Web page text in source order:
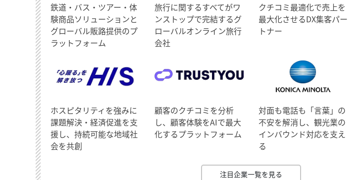
鉄道・バス・ツアー・体
験商品ソリューションと
グローバル販路提供のプ
ラットフォーム
旅行に関するすべてがワ
ンストップで完結するグ
ローバルオンライン旅行
会社
クチコミ最適化で売上を
最大化させるDX集客パー
トナー
ホスピタリティを強みに
課題解決・経済促進を支
援し、持続可能な地域社
会を共創
顧客のクチコミを分析
し、顧客体験をAIで最大
化するプラットフォーム
対面も電話も「言葉」の
不安を解消し、観光業の
インバウンド対応を支え
る
注目企業一覧を見る